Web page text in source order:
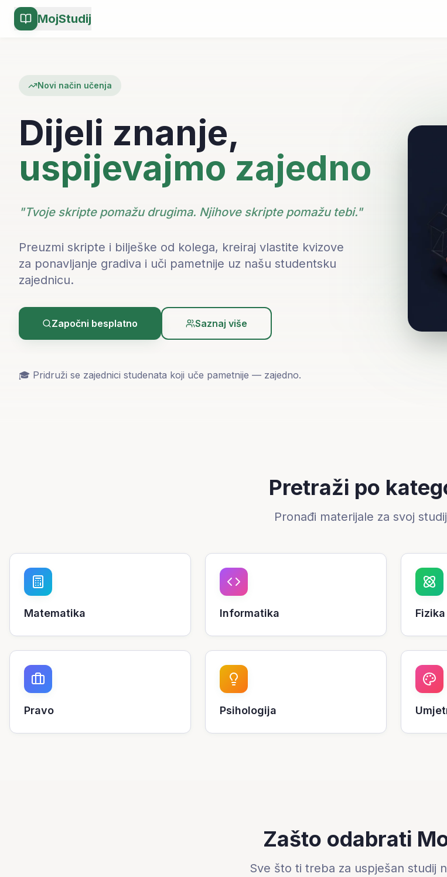
MojStudij
Novi način učenja
Dijeli znanje,
uspijevajmo zajedno
"Tvoje skripte pomažu drugima. Njihove skripte pomažu tebi."
Preuzmi skripte i bilješke od kolega, kreiraj vlastite kvizove
za ponavljanje gradiva i uči pametnije uz našu studentsku
zajednicu.
Započni besplatno Saznaj više
🎓 Pridruži se zajednici studenata koji uče pametnije — zajedno.
Pretraži po
Pronađi materijale za svoj
Matematika Informatika Fizika
Pravo Psihologija
Zašto odabrati
Sve što ti treba za uspješan studij